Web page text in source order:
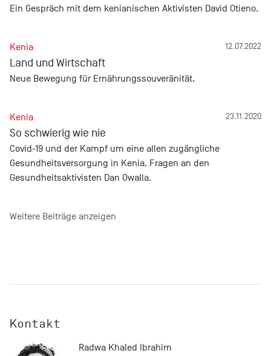
Ein Gespräch mit dem kenianischen Aktivisten David Otieno.
12.07.2022
Kenia
Land und Wirtschaft
Neue Bewegung für Ernährungssouveränität.
23.11.2020
Kenia
So schwierig wie nie
Covid-19 und der Kampf um eine allen zugängliche
Gesundheitsversorgung in Kenia. Fragen an den
Gesundheitsaktivisten Dan Owalla.
Weitere Beiträge anzeigen
Kontakt
Radwa Khaled Ibrahim